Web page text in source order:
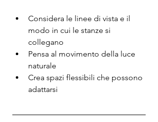
Considera le linee di vista e il
modo in cui le stanze si
collegano
Pensa al movimento della luce
naturale
Crea spazi flessibili che possono
adattarsi